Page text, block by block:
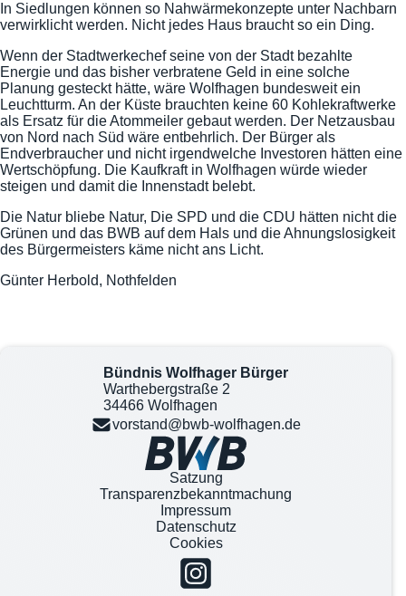
In Siedlungen können so Nahwärmekonzepte unter Nachbarn
verwirklicht werden. Nicht jedes Haus braucht so ein Ding.
Wenn der Stadtwerkechef seine von der Stadt bezahlte
Energie und das bisher verbratene Geld in eine solche
Planung gesteckt hätte, wäre Wolfhagen bundesweit ein
Leuchtturm. An der Küste brauchten keine 60 Kohlekraftwerke
als Ersatz für die Atommeiler gebaut werden. Der Netzausbau
von Nord nach Süd wäre entbehrlich. Der Bürger als
Endverbraucher und nicht irgendwelche Investoren hätten eine
Wertschöpfung. Die Kaufkraft in Wolfhagen würde wieder
steigen und damit die Innenstadt belebt.
Die Natur bliebe Natur, Die SPD und die CDU hätten nicht die
Grünen und das BWB auf dem Hals und die Ahnungslosigkeit
des Bürgermeisters käme nicht ans Licht.
Günter Herbold, Nothfelden
Bündnis Wolfhager Bürger
Warthebergstraße 2
34466 Wolfhagen
vorstand@bwb-wolfhagen.de
Satzung
Transparenzbekanntmachung
Impressum
Datenschutz
Cookies